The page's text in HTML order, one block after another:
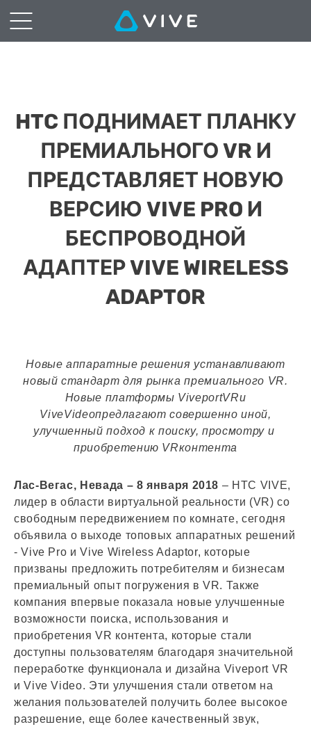
HTC ПОДНИМАЕТ ПЛАНКУ
ПРЕМИАЛЬНОГО VR И
ПРЕДСТАВЛЯЕТ НОВУЮ
ВЕРСИЮ VIVE PRO И
БЕСПРОВОДНОЙ
АДАПТЕР VIVE WIRELESS
ADAPTOR
Новые аппаратные решения устанавливают
новый стандарт для рынка премиального VR.
Новые платформы ViveportVRи
ViveVideoпредлагают совершенно иной,
улучшенный подход к поиску, просмотру и
приобретению VRконтента
Лас-Вегас, Невада ­– 8 января 2018­ – HTC VIVE,
лидер в области виртуальной реальности (VR) со
свободным передвижением по комнате, сегодня
объявила о выходе топовых аппаратных решений
- Vive Pro и Vive Wireless Adaptor, которые
призваны предложить потребителям и бизнесам
премиальный опыт погружения в VR. Также
компания впервые показала новые улучшенные
возможности поиска, использования и
приобретения VR контента, которые стали
доступны пользователям благодаря значительной
переработке функционала и дизайна Viveport VR
и Vive Video. Эти улучшения стали ответом на
желания пользователей получить более высокое
разрешение, еще более качественный звук,